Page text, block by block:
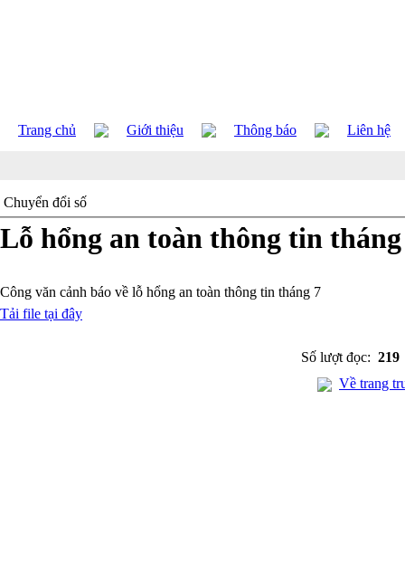
Trang chủ Giới thiệu Thông báo Liên hệ
Chuyển đổi số
Lỗ hổng an toàn thông tin
Công văn cảnh báo về lỗ hổng an toàn thông tin tháng 7
Tải file tại đây
Số lượt đọc: 219
Về trang